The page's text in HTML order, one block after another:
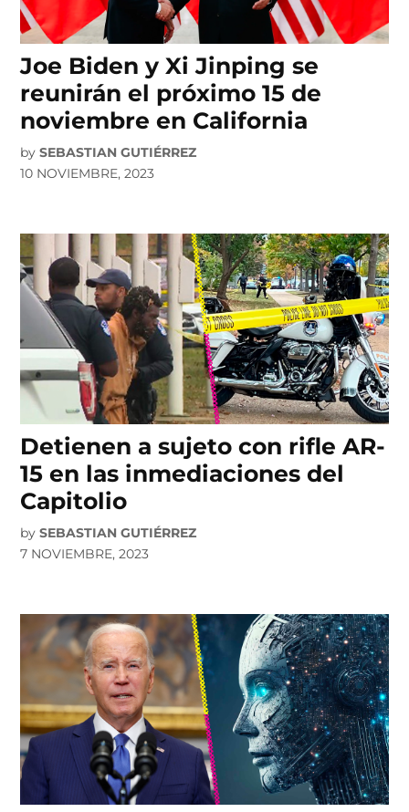
Joe Biden y Xi Jinping se
reunirán el próximo 15 de
noviembre en California
by SEBASTIAN GUTIÉRREZ
10 NOVIEMBRE, 2023
Detienen a sujeto con rifle AR-
15 en las inmediaciones del
Capitolio
by SEBASTIAN GUTIÉRREZ
7 NOVIEMBRE, 2023